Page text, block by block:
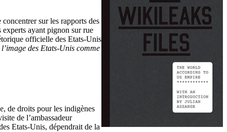
sur les rapports des
experts ayant pignon sur rue
officielle des Etats-Unis
des Etats-Unis comme
de droits pour les indigènes
de l’ambassadeur
Etats-Unis, dépendrait de la